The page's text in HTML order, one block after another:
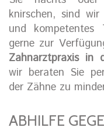
knirschen, sind
und kompetentes
gerne zur
Zahnarztpraxis in
wir beraten Sie
der Zähne zu
ABHILFE